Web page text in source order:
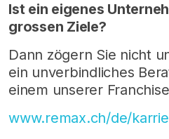
Ist ein eigenes
grossen Ziele?
Dann zögern Sie nicht
ein unverbindliches
einem unserer
www.remax.ch/de/